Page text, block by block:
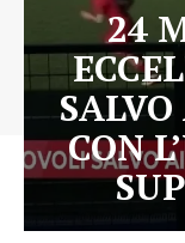
24
CON